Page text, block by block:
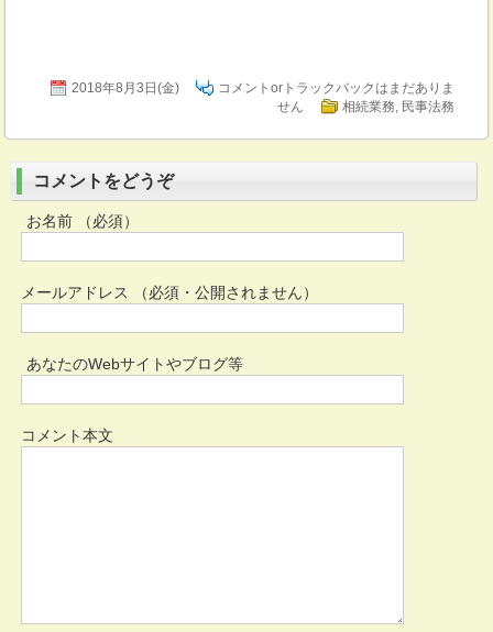
2018年8月3日(金)
コメントorトラックバックはまだありま
せん
相続業務, 民事法務
コメントをどうぞ
お名前 （必須）
メールアドレス （必須・公開されません）
あなたのWebサイトやブログ等
コメント本文